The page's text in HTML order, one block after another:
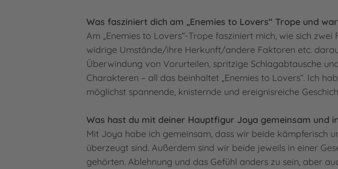
Was fasziniert dich am „Enemies to Lovers“ Trope und
Am „Enemies to Lovers“-Trope fasziniert mich, wie sich
widrige Umstände/ihre Herkunft/andere Faktoren etc.
Überwindung von Vorurteilen, spritzige Schlagabtausche
Charakteren – all das beinhaltet „Enemies to Lovers“. Ich
möglichst spannende, knisternde und ereignisreiche
Was hast du mit deiner Hauptfigur Joya gemeinsam und
Mit Joya habe ich gemeinsam, dass wir beide kämpferisch
überzeugt sind. Außerdem sind wir beide jeweils in einer
gehörten. Ablehnung und das Gefühl anders zu sein, aber